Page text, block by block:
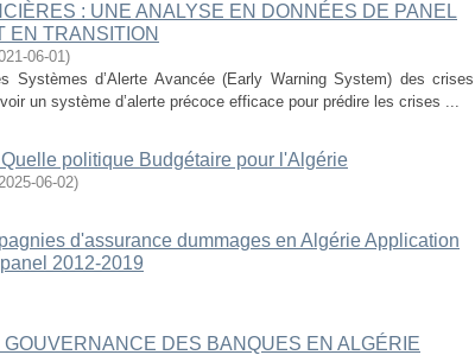
: UNE ANALYSE EN DONNÉES DE PANEL
EN TRANSITION
06-01)
Systèmes d’Alerte Avancée (Early Warning System) des crises
un système d’alerte précoce efficace pour prédire les crises ...
politique Budgétaire pour l'Algérie
06-02)
d'assurance dummages en Algérie Application
2012-2019
DES BANQUES EN ALGÉRIE